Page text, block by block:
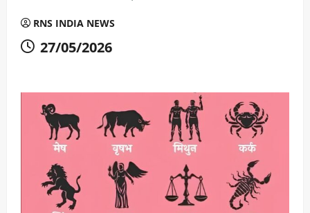
RNS INDIA NEWS
27/05/2026